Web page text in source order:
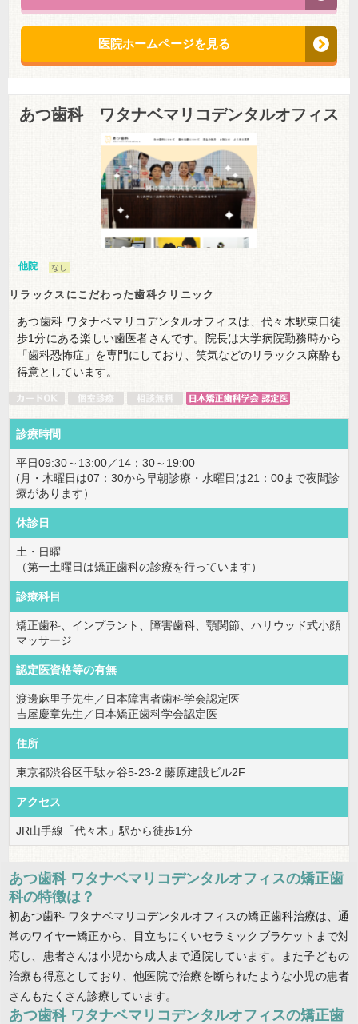
医院ホームページを見る
あつ歯科 ワタナベマリコデンタルオフィス
他院 なし
リラックスにこだわった歯科クリニック
あつ歯科 ワタナベマリコデンタルオフィスは、代々木駅東口徒
歩1分にある楽しい歯医者さんです。院長は大学病院勤務時から
「歯科恐怖症」を専門にしており、笑気などのリラックス麻酔も
得意としています。
診療時間
平日09:30～13:00／14：30～19:00
(月・木曜日は07：30から早朝診療・水曜日は21：00まで夜間診
療があります）
休診日
土・日曜
（第一土曜日は矯正歯科の診療を行っています）
診療科目
矯正歯科、インプラント、障害歯科、顎関節、ハリウッド式小顔
マッサージ
認定医資格等の有無
渡邊麻里子先生／日本障害者歯科学会認定医
吉屋慶章先生／日本矯正歯科学会認定医
住所
東京都渋谷区千駄ヶ谷5-23-2 藤原建設ビル2F
アクセス
JR山手線「代々木」駅から徒歩1分
あつ歯科 ワタナベマリコデンタルオフィスの矯正歯
科の特徴は？
初あつ歯科 ワタナベマリコデンタルオフィスの矯正歯科治療は、通
常のワイヤー矯正から、目立ちにくいセラミックブラケットまで対
応し、患者さんは小児から成人まで通院しています。また子どもの
治療も得意としており、他医院で治療を断られたような小児の患者
さんもたくさん診療しています。
あつ歯科 ワタナベマリコデンタルオフィスの矯正歯